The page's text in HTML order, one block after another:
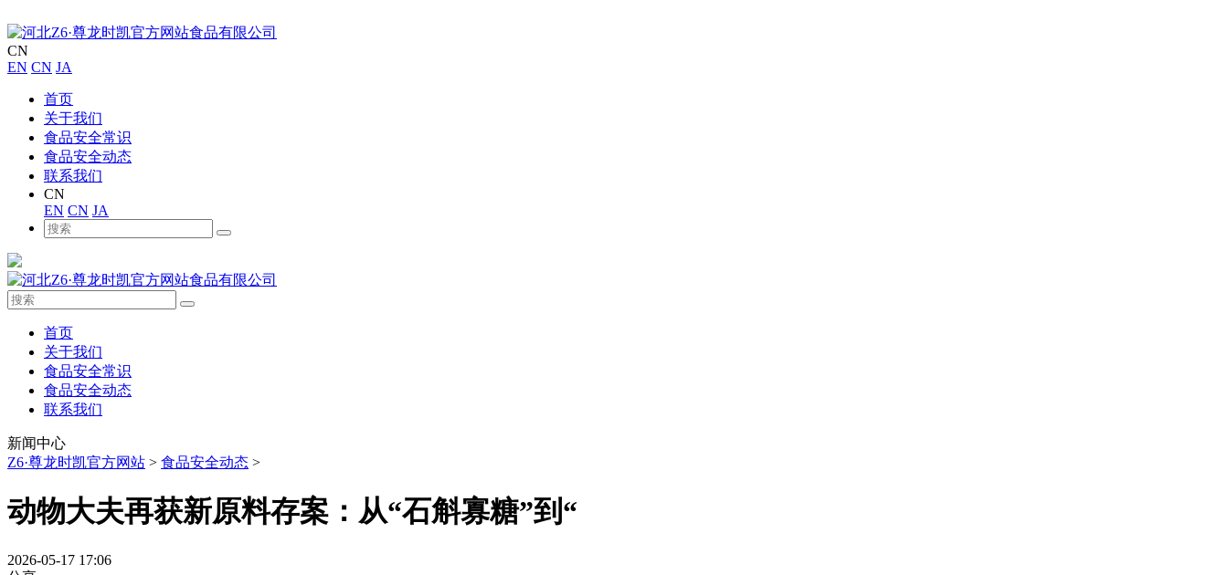
CN
EN CN JA
首页
关于我们
食品安全常识
食品安全动态
联系我们
CN
EN CN JA
首页
关于我们
食品安全常识
食品安全动态
联系我们
新闻中心
Z6·尊龙时凯官方网站 > 食品安全动态 >
动物大夫再获新原料存案：从“石斛寡糖”到“
2026-05-17 17:06